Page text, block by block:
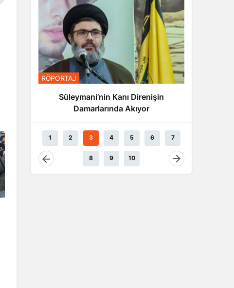
RÖPORTAJ
Süleymani’nin Kanı Direnişin
Damarlarında Akıyor
1 2 3 4 5 6 7
8 9 10